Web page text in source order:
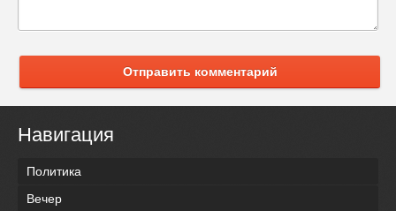
Отправить комментарий
Навигация
Политика
Вечер